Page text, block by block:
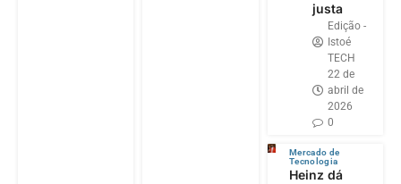
justa
Edição -
Istoé
TECH
22 de
abril de
2026
0
Mercado de
Tecnologia
Heinz dá